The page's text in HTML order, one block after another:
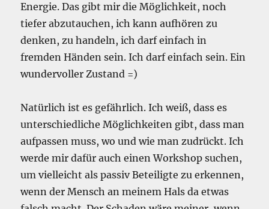
Energie. Das gibt mir die Möglichkeit, noch
tiefer abzutauchen, ich kann aufhören zu
denken, zu handeln, ich darf einfach in
fremden Händen sein. Ich darf einfach sein. Ein
wundervoller Zustand =)
Natürlich ist es gefährlich. Ich weiß, dass es
unterschiedliche Möglichkeiten gibt, dass man
aufpassen muss, wo und wie man zudrückt. Ich
werde mir dafür auch einen Workshop suchen,
um vielleicht als passiv Beteiligte zu erkennen,
wenn der Mensch an meinem Hals da etwas